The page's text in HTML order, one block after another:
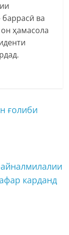
ва
ҳамасола
ғолиби
карданд